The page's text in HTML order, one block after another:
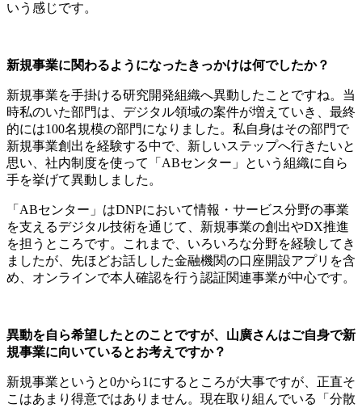
いう感じです。
新規事業に関わるようになったきっかけは何でしたか？
新規事業を手掛ける研究開発組織へ異動したことですね。当
時私のいた部門は、デジタル領域の案件が増えていき、最終
的には100名規模の部門になりました。私自身はその部門で
新規事業創出を経験する中で、新しいステップへ行きたいと
思い、社内制度を使って「ABセンター」という組織に自ら
手を挙げて異動しました。
「ABセンター」はDNPにおいて情報・サービス分野の事業
を支えるデジタル技術を通じて、新規事業の創出やDX推進
を担うところです。これまで、いろいろな分野を経験してき
ましたが、先ほどお話しした金融機関の口座開設アプリを含
め、オンラインで本人確認を行う認証関連事業が中心です。
異動を自ら希望したとのことですが、山廣さんはご自身で新
規事業に向いているとお考えですか？
新規事業というと0から1にするところが大事ですが、正直そ
こはあまり得意ではありません。現在取り組んでいる「分散